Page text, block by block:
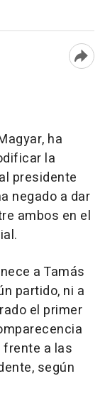
ha
la
presidente
negado a dar
ambos en el
a Tamás
partido, ni a
el primer
a las
según